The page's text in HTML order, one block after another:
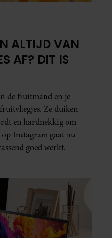
ALTIJD VAN
AF? DIT IS
de fruitmand en je
Ze duiken
en hardnekkig om
Instagram gaat nu
goed werkt.